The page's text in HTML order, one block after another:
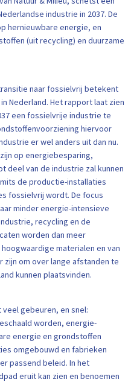
industrie in 2037. De
hernieuwbare energie, en
(uit recycling) en duurzame
naar fossielvrij betekent
Nederland. Het rapport laat zien
een fossielvrije industrie te
hiervoor
er wel anders uit dan nu.
op energiebesparing,
deel van de industrie zal kunnen
de productie-installaties
fossielvrij wordt. De focus
minder energie-intensieve
recycling en de
worden dan meer
materialen en van
zijn om over lange afstanden te
kunnen plaatsvinden.
gebeuren, en snel:
worden, energie-
energie en grondstoffen
omgebouwd en fabrieken
passend beleid. In het
eruit kan zien en benoemen